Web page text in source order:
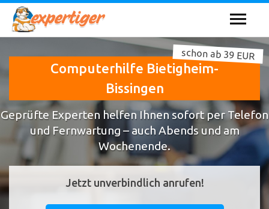
Computerhilfe Bietigheim-
Bissingen
schon ab 39 EUR
Geprüfte Experten helfen Ihnen sofort per Telefon
und Fernwartung – auch Abends und am
Wochenende.
Jetzt unverbindlich anrufen!